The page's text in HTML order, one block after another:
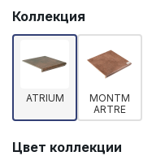
Коллекция
ATRIUM
MONTM
ARTRE
Цвет коллекции